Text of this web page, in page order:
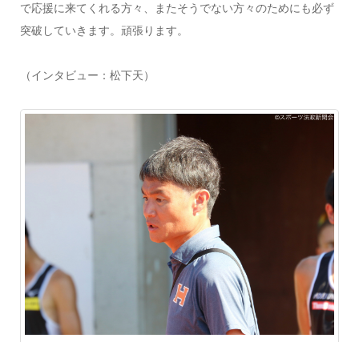
で応援に来てくれる方々、またそうでない方々のためにも必ず
突破していきます。頑張ります。
（インタビュー：松下天）